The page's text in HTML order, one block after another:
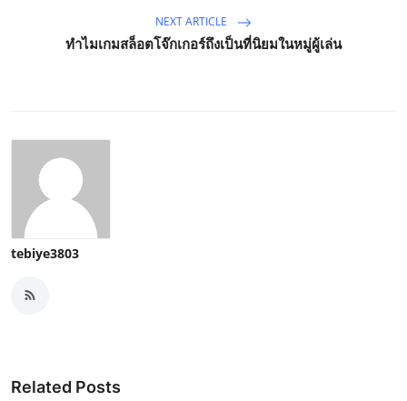
NEXT ARTICLE
ทำไมเกมสล็อตโจ๊กเกอร์ถึงเป็นที่นิยมในหมู่ผู้เล่น
tebiye3803
Related Posts